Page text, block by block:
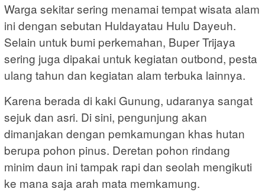
Warga sekitar sering menamai tempat wisata alam
ini dengan sebutan Huldayatau Hulu Dayeuh.
Selain untuk bumi perkemahan, Buper Trijaya
sering juga dipakai untuk kegiatan outbond, pesta
ulang tahun dan kegiatan alam terbuka lainnya.
Karena berada di kaki Gunung, udaranya sangat
sejuk dan asri. Di sini, pengunjung akan
dimanjakan dengan pemkamungan khas hutan
berupa pohon pinus. Deretan pohon rindang
minim daun ini tampak rapi dan seolah mengikuti
ke mana saja arah mata memkamung.